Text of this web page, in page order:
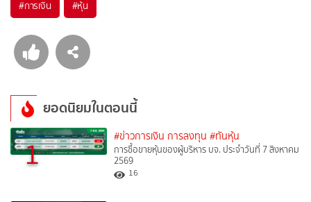
#การเงิน #หุ้น
ยอดนิยมในตอนนี้
1 #ข่าวการเงิน การลงทุน #ทันหุ้น
การซื้อขายหุ้นของผู้บริหาร บจ. ประจำวันที่ 7 สิงหาคม
2569
16